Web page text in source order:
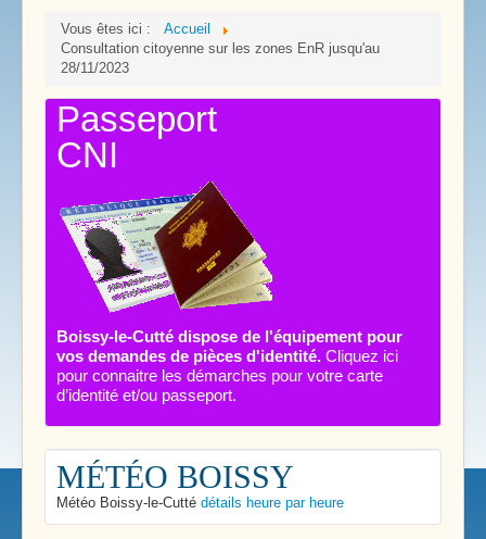
Vous êtes ici :
Accueil
Consultation citoyenne sur les zones EnR jusqu'au
28/11/2023
Passeport
CNI
Boissy-le-Cutté dispose de l'équipement pour
vos demandes de pièces d'identité. Cliquez ici
pour connaitre les démarches pour votre carte
d’identité et/ou passeport.
MÉTÉO BOISSY
Météo Boissy-le-Cutté détails heure par heure